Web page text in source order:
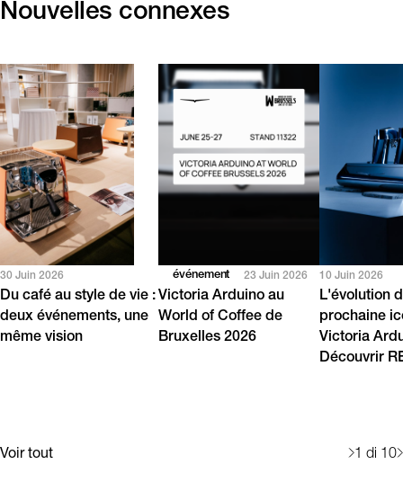
Nouvelles connexes
Voir tout 1 di 10
30 Juin 2026
Du café au style de vie :
deux événements, une
même vision
événement 23 Juin 2026
Victoria Arduino au
World of Coffee de
Bruxelles 2026
10 Juin 2026
L'évolution
prochaine
Victoria
Découvrir